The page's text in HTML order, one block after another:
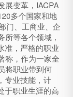
展变革，IACPA
多个国家和地
门、工商业、企
等各个领域，
准，严格的职业
称，作为一家全
将职业带到何
专业技能，计
于职业生涯的高